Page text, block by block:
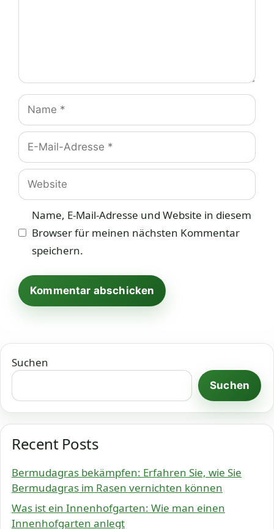
Name
E-
Mail-
Adresse
Website
Name, E-Mail-Adresse und Website in diesem
Browser für meinen nächsten Kommentar
speichern.
Suchen
Suchen
Recent Posts
Bermudagras bekämpfen: Erfahren Sie, wie Sie
Bermudagras im Rasen vernichten können
Was ist ein Innenhofgarten: Wie man einen
Innenhofgarten anlegt